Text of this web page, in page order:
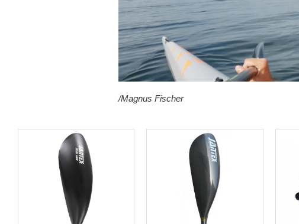
/Magnus Fischer